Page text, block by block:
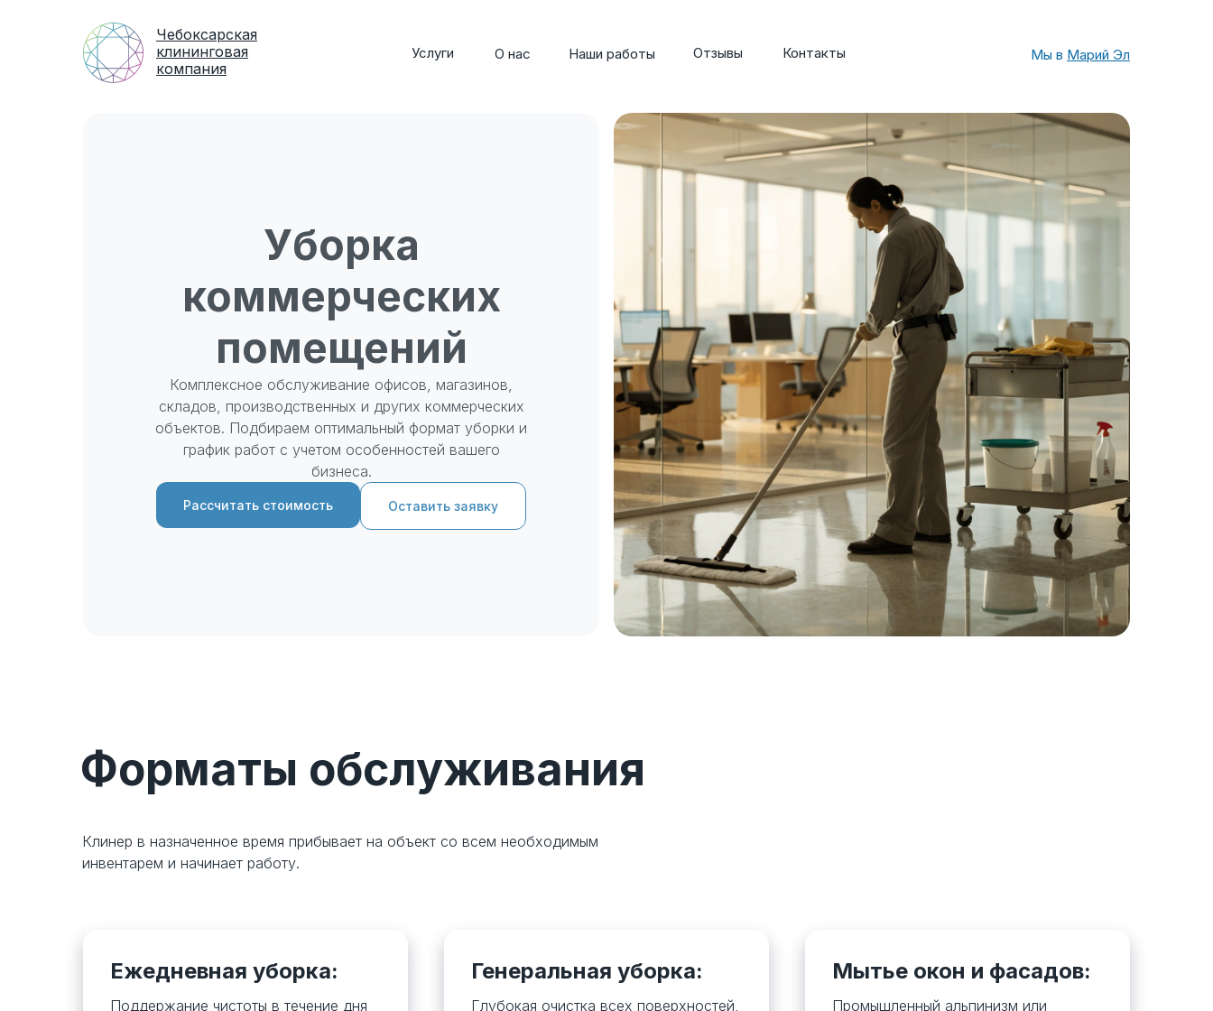
Контакты
Отзывы
Наши работы
О нас
Услуги
Чебоксарская
клининговая
компания
Мы в Марий Эл
Уборка
коммерческих
помещений
Комплексное обслуживание офисов, магазинов,
складов, производственных и других коммерческих
объектов. Подбираем оптимальный формат уборки и
график работ с учетом особенностей вашего
бизнеса.
Рассчитать стоимость Оставить заявку
Клинер в назначенное время прибывает на объект со всем необходимым
инвентарем и начинает работу.
Клинер в назначенное время прибывает на объект со всем необходимым
инвентарем и начинает работу.
Форматы обслуживания
Ежедневная уборка:
Поддержание чистоты в течение дня
Генеральная уборка:
Глубокая очистка всех поверхностей,
Мытье окон и фасадов:
Промышленный альпинизм или